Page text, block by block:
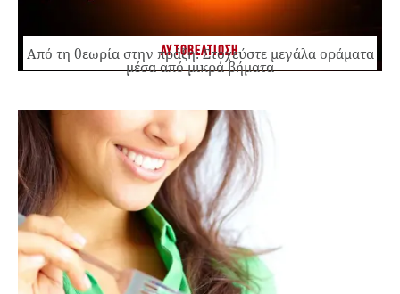
ΑΥΤΟΒΕΛΤΙΩΣΗ
Από τη θεωρία στην πράξη: Στοχεύστε μεγάλα οράματα
μέσα από μικρά βήματα